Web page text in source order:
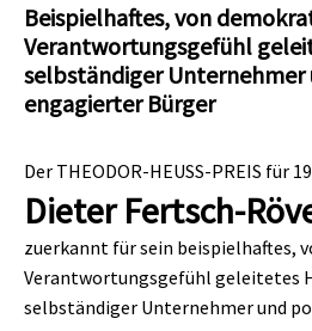
Beispielhaftes, von
Verantwortungsgefühl
selbständiger
engagierter Bürger
Der THEODOR-HEUSS-PREIS für
Dieter Fertsch-
zuerkannt für sein beispielhaftes,
Verantwortungsgefühl geleitetes
selbständiger Unternehmer und